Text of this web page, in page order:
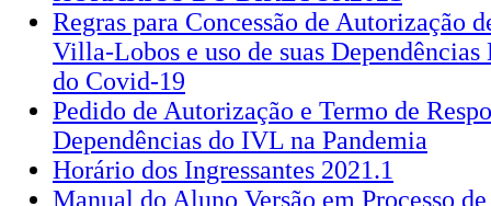
Regras para Concessão de Autorização
Villa-Lobos e uso de suas Dependências
do Covid-19
Pedido de Autorização e Termo de
Dependências do IVL na Pandemia
Horário dos Ingressantes 2021.1
Manual do Aluno Versão em Processo